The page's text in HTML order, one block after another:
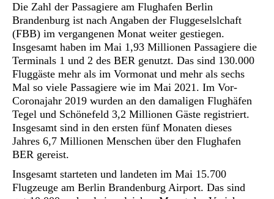
Die Zahl der Passagiere am Flughafen Berlin
Brandenburg ist nach Angaben der Fluggeselslchaft
(FBB) im vergangenen Monat weiter gestiegen.
Insgesamt haben im Mai 1,93 Millionen Passagiere die
Terminals 1 und 2 des BER genutzt. Das sind 130.000
Fluggäste mehr als im Vormonat und mehr als sechs
Mal so viele Passagiere wie im Mai 2021. Im Vor-
Coronajahr 2019 wurden an den damaligen Flughäfen
Tegel und Schönefeld 3,2 Millionen Gäste registriert.
Insgesamt sind in den ersten fünf Monaten dieses
Jahres 6,7 Millionen Menschen über den Flughafen
BER gereist.
Insgesamt starteten und landeten im Mai 15.700
Flugzeuge am Berlin Brandenburg Airport. Das sind